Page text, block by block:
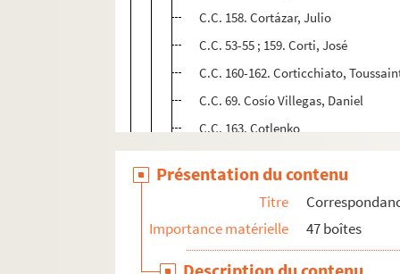
C.C. 158. Cortázar, Julio
C.C. 53-55 ; 159. Corti, José
C.C. 160-162. Corticchiato,
C.C. 69. Cosío Villegas, Daniel
C.C. 163. Cotlenko
C.C. 70. Crespin, V.
C.C. 56. Cresson (fils)
C.C. 57-61. Crevel, René
C.C. 164-167. Cruz, Jorge
C.C. 168. Curien, Hubert
Présentation du contenu
Titre
Importance matérielle
47 boîtes